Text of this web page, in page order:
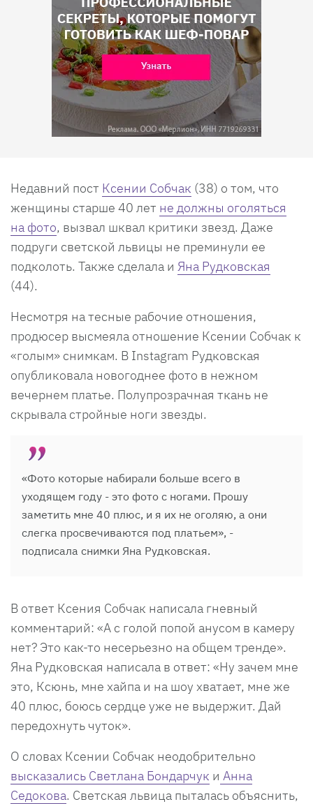
Недавний пост Ксении Собчак (38) о том, что
женщины старше 40 лет не должны оголяться
на фото, вызвал шквал критики звезд. Даже
подруги светской львицы не преминули ее
подколоть. Также сделала и Яна Рудковская
(44).
Несмотря на тесные рабочие отношения,
продюсер высмеяла отношение Ксении Собчак к
«голым» снимкам. В Instagram Рудковская
опубликовала новогоднее фото в нежном
вечернем платье. Полупрозрачная ткань не
скрывала стройные ноги звезды.
«Фото которые набирали больше всего в
уходящем году - это фото с ногами. Прошу
заметить мне 40 плюс, и я их не оголяю, а они
слегка просвечиваются под платьем», -
подписала снимки Яна Рудковская.
В ответ Ксения Собчак написала гневный
комментарий: «А с голой попой анусом в камеру
нет? Это как-то несерьезно на общем тренде».
Яна Рудковская написала в ответ: «Ну зачем мне
это, Ксюнь, мне хайпа и на шоу хватает, мне же
40 плюс, боюсь сердце уже не выдержит. Дай
передохнуть чуток».
О словах Ксении Собчак неодобрительно
высказались Светлана Бондарчук и Анна
Седокова. Светская львица пыталась объяснить,